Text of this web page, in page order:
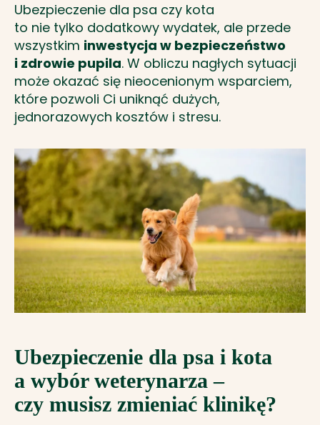
Ubezpieczenie dla psa czy kota
to nie tylko dodatkowy wydatek, ale przede
wszystkim inwestycja w bezpieczeństwo
i zdrowie pupila. W obliczu nagłych sytuacji
może okazać się nieocenionym wsparciem,
które pozwoli Ci uniknąć dużych,
jednorazowych kosztów i stresu.
Ubezpieczenie dla psa i kota
a wybór weterynarza –
czy musisz zmieniać klinikę?